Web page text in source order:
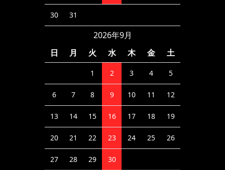
30 31
2026年9月
日
月 火 水 木 金 土
1 2 3 4 5
6 7 8 9 10 11 12
13 14 15 16 17 18 19
20 21 22 23 24 25 26
27 28 29 30